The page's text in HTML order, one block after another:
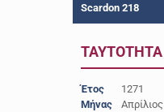
Scardon 218
ΤΑΥΤΟΤΗΤΑ
Έτος
1271
Μήνας
Απρίλιος